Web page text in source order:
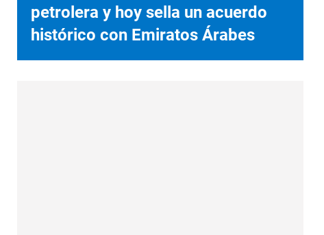
petrolera y hoy sella un acuerdo
histórico con Emiratos Árabes